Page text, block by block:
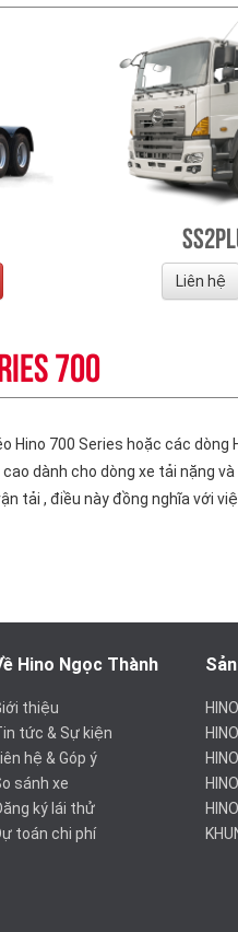
Liên hệ
700
Hino 700 Series hoặc các
dành cho dòng xe tải nặng
tải , điều này đồng nghĩa với
Hino Ngọc Thành
thiệu
tức & Sự kiện
Liên hệ & Góp ý
sánh xe
ký lái thử
toán chi phí